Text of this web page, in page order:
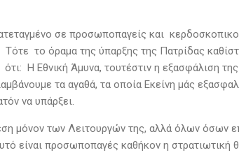
σε προσωποπαγείς και
το όραμα της ύπαρξης της Πατρίδας
Η Εθνική Άμυνα, τουτέστιν η εξασφάλιση
τα αγαθά, τα οποία Εκείνη μάς
είναι δυνατόν να
μόνον των Λειτουργών της, αλλά όλων όσων
είναι προσωποπαγές καθήκον η στρατιωτική